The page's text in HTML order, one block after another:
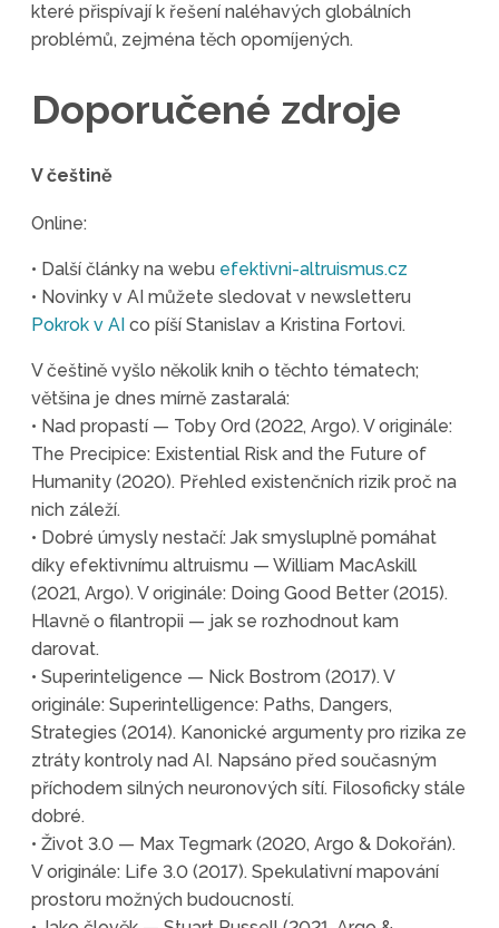
které přispívají k řešení naléhavých globálních
problémů, zejména těch opomíjených.
Doporučené zdroje
V češtině
Online:
• Další články na webu efektivni-altruismus.cz
• Novinky v AI můžete sledovat v newsletteru
Pokrok v AI co píší Stanislav a Kristina Fortovi.
V češtině vyšlo několik knih o těchto tématech;
většina je dnes mírně zastaralá:
• Nad propastí — Toby Ord (2022, Argo). V originále:
The Precipice: Existential Risk and the Future of
Humanity (2020). Přehled existenčních rizik proč na
nich záleží.
• Dobré úmysly nestačí: Jak smysluplně pomáhat
díky efektivnímu altruismu — William MacAskill
(2021, Argo). V originále: Doing Good Better (2015).
Hlavně o filantropii — jak se rozhodnout kam
darovat.
• Superinteligence — Nick Bostrom (2017). V
originále: Superintelligence: Paths, Dangers,
Strategies (2014). Kanonické argumenty pro rizika ze
ztráty kontroly nad AI. Napsáno před současným
příchodem silných neuronových sítí. Filosoficky stále
dobré.
• Život 3.0 — Max Tegmark (2020, Argo & Dokořán).
V originále: Life 3.0 (2017). Spekulativní mapování
prostoru možných budoucností.